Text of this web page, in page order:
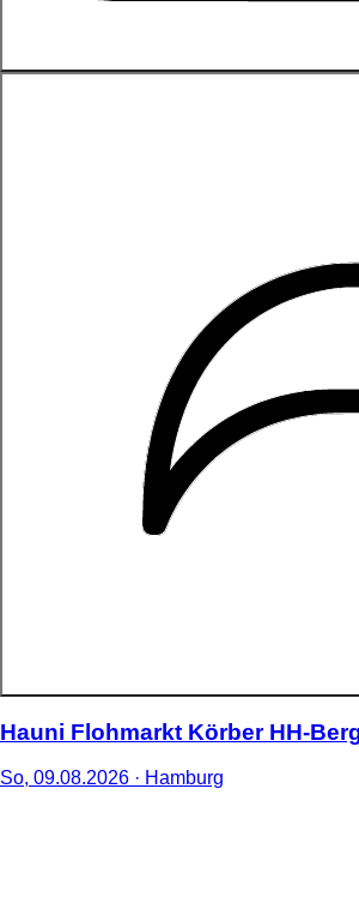
Hauni Flohmarkt Körber HH-
So, 09.08.2026 · Hamburg